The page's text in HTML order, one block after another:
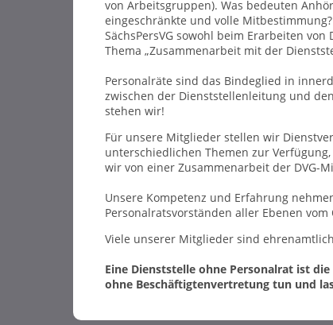
von Arbeitsgruppen). Was bedeuten
eingeschränkte und volle
SächsPersVG sowohl beim Erarbeiten
Thema „Zusammenarbeit mit der
Personalräte sind das Bindeglied in
zwischen der Dienststellenleitung und
stehen wir!
Für unsere Mitglieder stellen wir
unterschiedlichen Themen zur
wir von einer Zusammenarbeit der DVG-
Unsere Kompetenz und Erfahrung
Personalratsvorständen aller Ebenen vom
Viele unserer Mitglieder sind
Eine Dienststelle ohne Personalrat ist
ohne Beschäftigtenvertretung tun und